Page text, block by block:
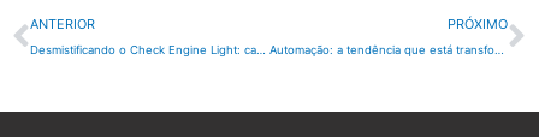
Anterior
ANTERIOR PRÓXIMO
Automação: a tendência que está transformando as oficinas mecânicas